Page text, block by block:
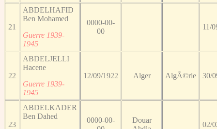
21
ABDELHAFID
Ben Mohamed
Guerre 1939-
1945
0000-00-
00
11/
22
ABDELJELLI
Hacene
Guerre 1939-
1945
12/09/1922 Alger AlgÃ©rie 30/
23
ABDELKADER
Ben Dahed
0000-00-
Douar
02/